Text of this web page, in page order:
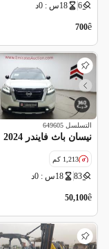
6 18س : 0د
ê
700
التسلسل 649605
نيسان باث فايندر 2024
1,213 كم
83 18س : 0د
ê
50,100